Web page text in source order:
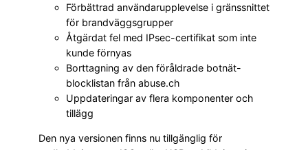
Förbättrad användarupplevelse i gränssnittet
för brandväggsgrupper
Åtgärdat fel med IPsec-certifikat som inte
kunde förnyas
Borttagning av den föråldrade botnät-
blocklistan från abuse.ch
Uppdateringar av flera komponenter och
tillägg
Den nya versionen finns nu tillgänglig för